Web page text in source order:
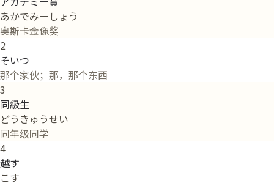
あかでみーしょう
奥斯卡金像奖
2
そいつ
那个家伙；那，那个东西
3
同級生
どうきゅうせい
同年级同学
4
越す
こす